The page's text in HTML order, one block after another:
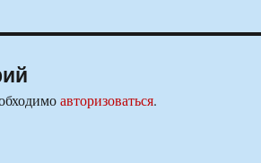
авторизоваться.